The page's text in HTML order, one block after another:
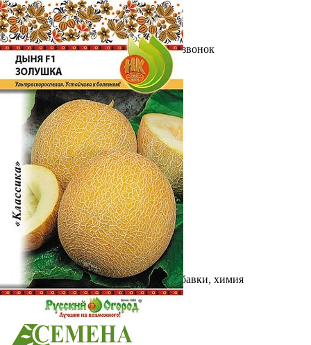
Выберите город
Обратный звонокЗаказать обратный звонок
Каталог
Семена
Грунты
Газонные травы, сидераты
Горшки, рассадники, аксессуары
Посадочный материал
Садовый инструмент, инвентарь
Консервирование
Средства защиты, удобрения, добавки, химия
Обустройство сада, декор